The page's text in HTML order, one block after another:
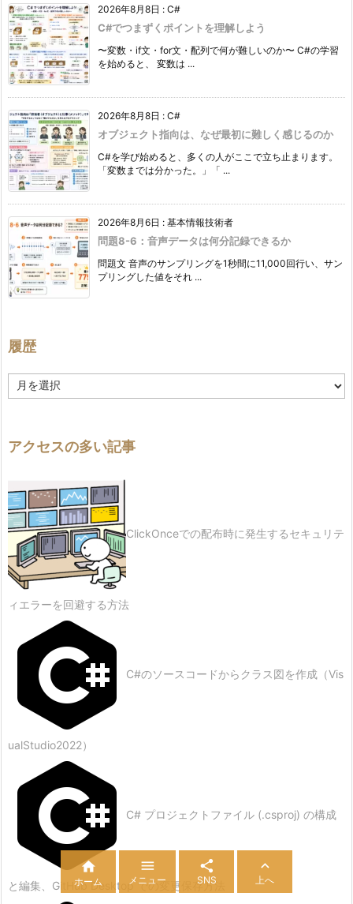
2026年8月8日 : C#
C#でつまずくポイントを理解しよう
〜変数・if文・for文・配列で何が難しいのか〜 C#の学習
を始めると、 変数は ...
2026年8月8日 : C#
オブジェクト指向は、なぜ最初に難しく感じるのか
C#を学び始めると、多くの人がここで立ち止まります。
「変数までは分かった。」「 ...
2026年8月6日 : 基本情報技術者
問題8-6：音声データは何分記録できるか
問題文 音声のサンプリングを1秒間に11,000回行い、サン
プリングした値をそれ ...
履歴
歴
アクセスの多い記事
ClickOnceでの配布時に発生するセキュリテ
ィエラーを回避する方法
C#のソースコードからクラス図を作成（Vis
ualStudio2022）
C# プロジェクトファイル (.csproj) の構成
と編集、GitHub Desktop での変更保存方法

ホーム

メニュー

SNS

上へ